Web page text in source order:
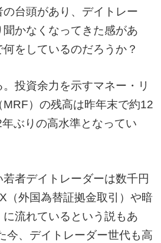
台頭があり、デイトレー
かなくなってきた感があ
をしているのだろうか？
投資余力を示すマネー・リ
）の残高は昨年末で約12
ぶりの高水準となってい
者デイトレーダーは数千円
（外国為替証拠金取引）や暗
流れているという説もあ
今、デイトレーダー世代も高